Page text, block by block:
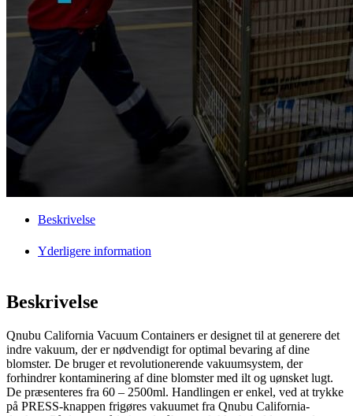
Beskrivelse
Yderligere information
Beskrivelse
Qnubu California Vacuum Containers er designet til at generere det
indre vakuum, der er nødvendigt for optimal bevaring af dine
blomster. De bruger et revolutionerende vakuumsystem, der
forhindrer kontaminering af dine blomster med ilt og uønsket lugt.
De præsenteres fra 60 – 2500ml. Handlingen er enkel, ved at trykke
på PRESS-knappen frigøres vakuumet fra Qnubu California-